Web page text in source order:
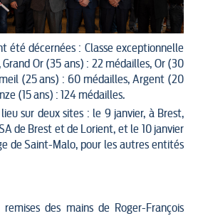
été décernées : Classe exceptionnelle
Or (35 ans) : 22 médailles, Or (30
(25 ans) : 60 médailles, Argent (20
(15 ans) : 124 médailles.
sur deux sites : le 9 janvier, à Brest,
de Brest et de Lorient, et le 10 janvier
de Saint-Malo, pour les autres entités
des mains de Roger-François